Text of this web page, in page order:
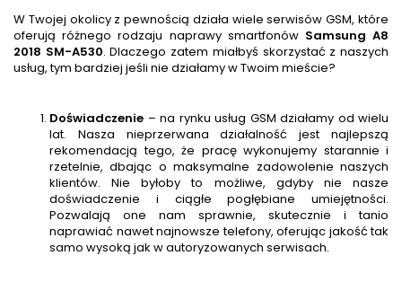
W Twojej okolicy z pewnością działa wiele serwisów GSM, które
oferują różnego rodzaju naprawy smartfonów Samsung A8
2018 SM-A530. Dlaczego zatem miałbyś skorzystać z naszych
usług, tym bardziej jeśli nie działamy w Twoim mieście?
Doświadczenie – na rynku usług GSM działamy od wielu
lat. Nasza nieprzerwana działalność jest najlepszą
rekomendacją tego, że pracę wykonujemy starannie i
rzetelnie, dbając o maksymalne zadowolenie naszych
klientów. Nie byłoby to możliwe, gdyby nie nasze
doświadczenie i ciągłe pogłębiane umiejętności.
Pozwalają one nam sprawnie, skutecznie i tanio
naprawiać nawet najnowsze telefony, oferując jakość tak
samo wysoką jak w autoryzowanych serwisach.